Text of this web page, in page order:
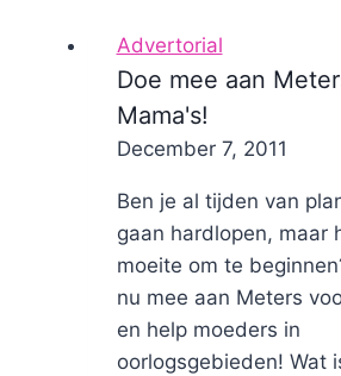
Advertorial
Doe mee aan
Mama's!
ByNicole
December 7, 2011
Ben je al tijden van
gaan hardlopen, maar
moeite om te
nu mee aan Meters
en help moeders in
oorlogsgebieden! Wat